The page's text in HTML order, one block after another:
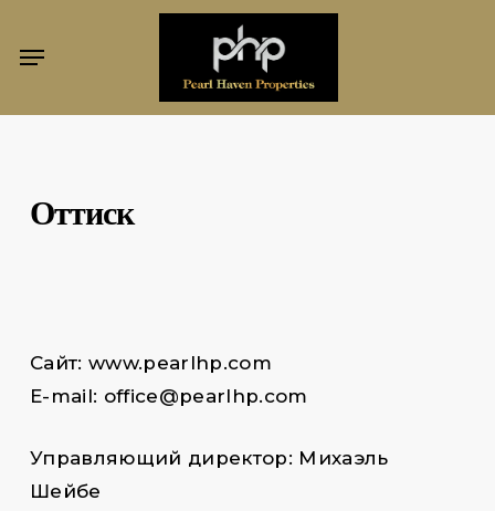
содержанию
Меню
Оттиск
Сайт: www.pearlhp.com
E-mail: office@pearlhp.com
Управляющий директор: Михаэль
Шейбе